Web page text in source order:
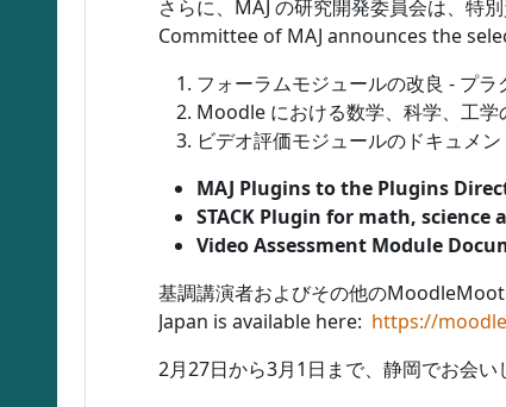
さらに、MAJ の研究開発委員会は、特
Committee of MAJ announces the
フォーラムモジュールの改良 - プ
Moodle における数学、科学、工学
ビデオ評価モジュールのドキュメ
MAJ Plugins to the Plugins
STACK Plugin for math,
Video Assessment Module
基調講演者およびその他のMoodleMoot
Japan is available here: https://
2月27日から3月1日まで、静岡でお会